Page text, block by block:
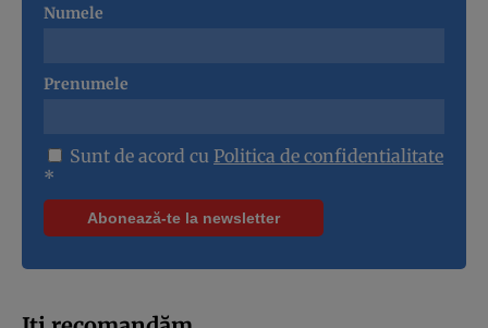
Numele
Prenumele
Sunt de acord cu Politica de confidentialitate
*